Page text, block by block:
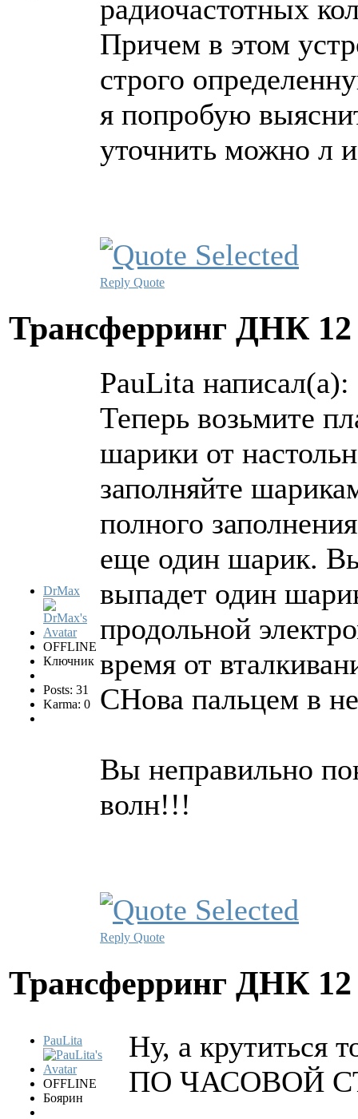
радиочастотных
Причем в этом
строго
я попробую
уточнить можно л
Reply Quote
Трансферринг ДНК
DrMax
OFFLINE
Ключник
Posts: 31
Karma: 0
PauLita написал(а):
Теперь возьмите
шарики от
заполняйте
полного
еще один шарик.
выпадет один
продольной
время от
СНова пальцем в
Вы неправильно
волн!!!
Reply Quote
Трансферринг ДНК
PauLita
OFFLINE
Боярин
Ну, а крутиться
ПО ЧАСОВОЙ